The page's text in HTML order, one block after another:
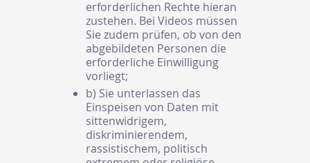
erforderlichen Rechte hieran
zustehen. Bei Videos müssen
Sie zudem prüfen, ob von den
abgebildeten Personen die
erforderliche Einwilligung
vorliegt;
b) Sie unterlassen das
Einspeisen von Daten mit
sittenwidrigem,
diskriminierendem,
rassistischem, politisch